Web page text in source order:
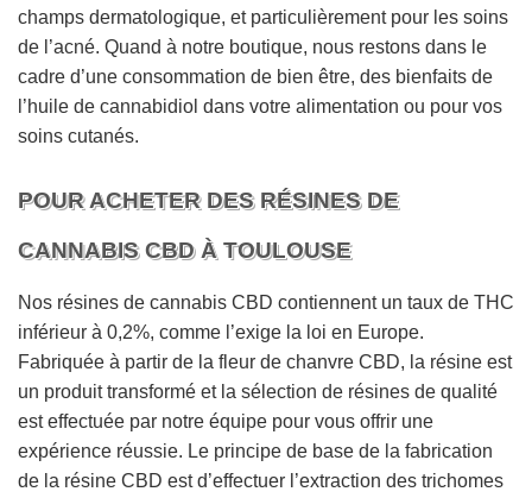
champs dermatologique, et particulièrement pour les soins
de l’acné. Quand à notre boutique, nous restons dans le
cadre d’une consommation de bien être, des bienfaits de
l’huile de cannabidiol dans votre alimentation ou pour vos
soins cutanés.
POUR ACHETER DES RÉSINES DE
CANNABIS CBD À TOULOUSE
Nos résines de cannabis CBD contiennent un taux de THC
inférieur à 0,2%, comme l’exige la loi en Europe.
Fabriquée à partir de la fleur de chanvre CBD, la résine est
un produit transformé et la sélection de résines de qualité
est effectuée par notre équipe pour vous offrir une
expérience réussie. Le principe de base de la fabrication
de la résine CBD est d’effectuer l’extraction des trichomes